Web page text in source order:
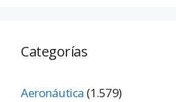
Categorías
Aeronáutica(1.579)